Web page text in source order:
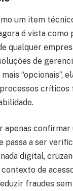
um item
é vista como
qualquer
de
“opcionais”,
críticos
apenas confirmar
passa a ser
digital,
de
fraudes